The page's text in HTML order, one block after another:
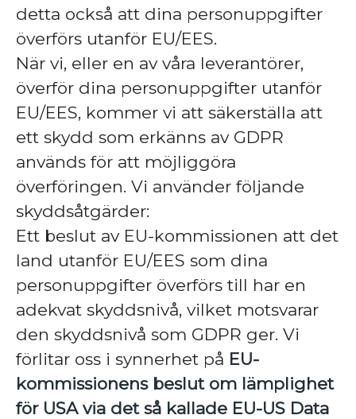
detta också att dina personuppgifter
överförs utanför EU/EES.
När vi, eller en av våra leverantörer,
överför dina personuppgifter utanför
EU/EES, kommer vi att säkerställa att
ett skydd som erkänns av GDPR
används för att möjliggöra
överföringen. Vi använder följande
skyddsåtgärder:
Ett beslut av EU-kommissionen att det
land utanför EU/EES som dina
personuppgifter överförs till har en
adekvat skyddsnivå, vilket motsvarar
den skyddsnivå som GDPR ger. Vi
förlitar oss i synnerhet på EU-
kommissionens beslut om lämplighet
för USA via det så kallade EU-US Data